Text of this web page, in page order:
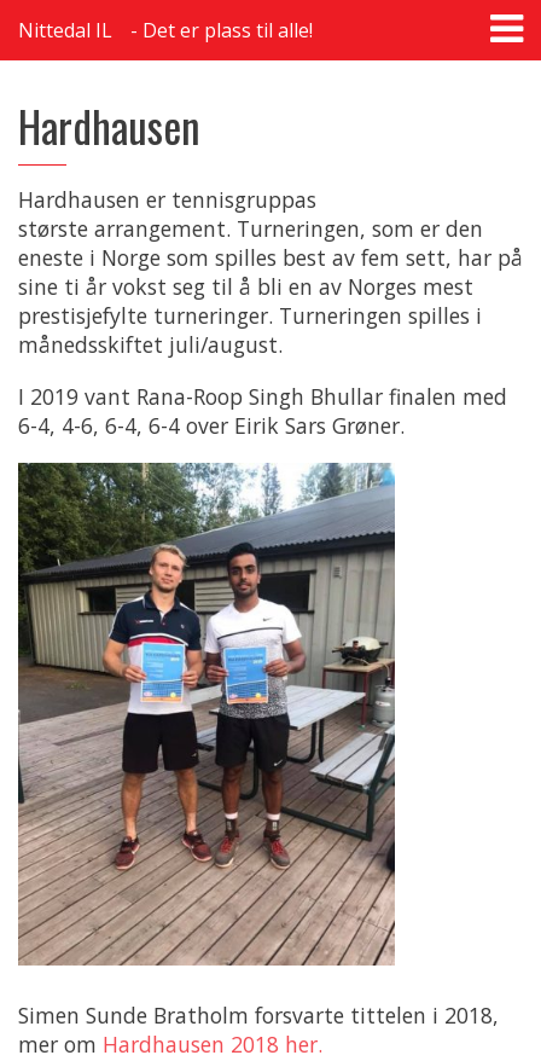
Nittedal IL Det er plass til alle!
Hardhausen
Hardhausen er tennisgruppas
største arrangement. Turneringen, som er den
eneste i Norge som spilles best av fem sett, har på
sine ti år vokst seg til å bli en av Norges mest
prestisjefylte turneringer. Turneringen spilles i
månedsskiftet juli/august.
I 2019 vant Rana-Roop Singh Bhullar finalen med
6-4, 4-6, 6-4, 6-4 over Eirik Sars Grøner.
Simen Sunde Bratholm forsvarte tittelen i 2018,
mer om Hardhausen 2018 her.